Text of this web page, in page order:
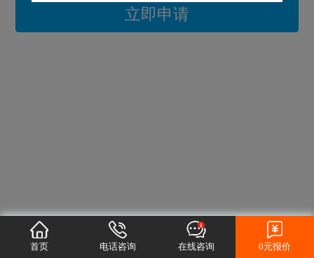
立即申请
首页 电话咨询 在线咨询 0元报价